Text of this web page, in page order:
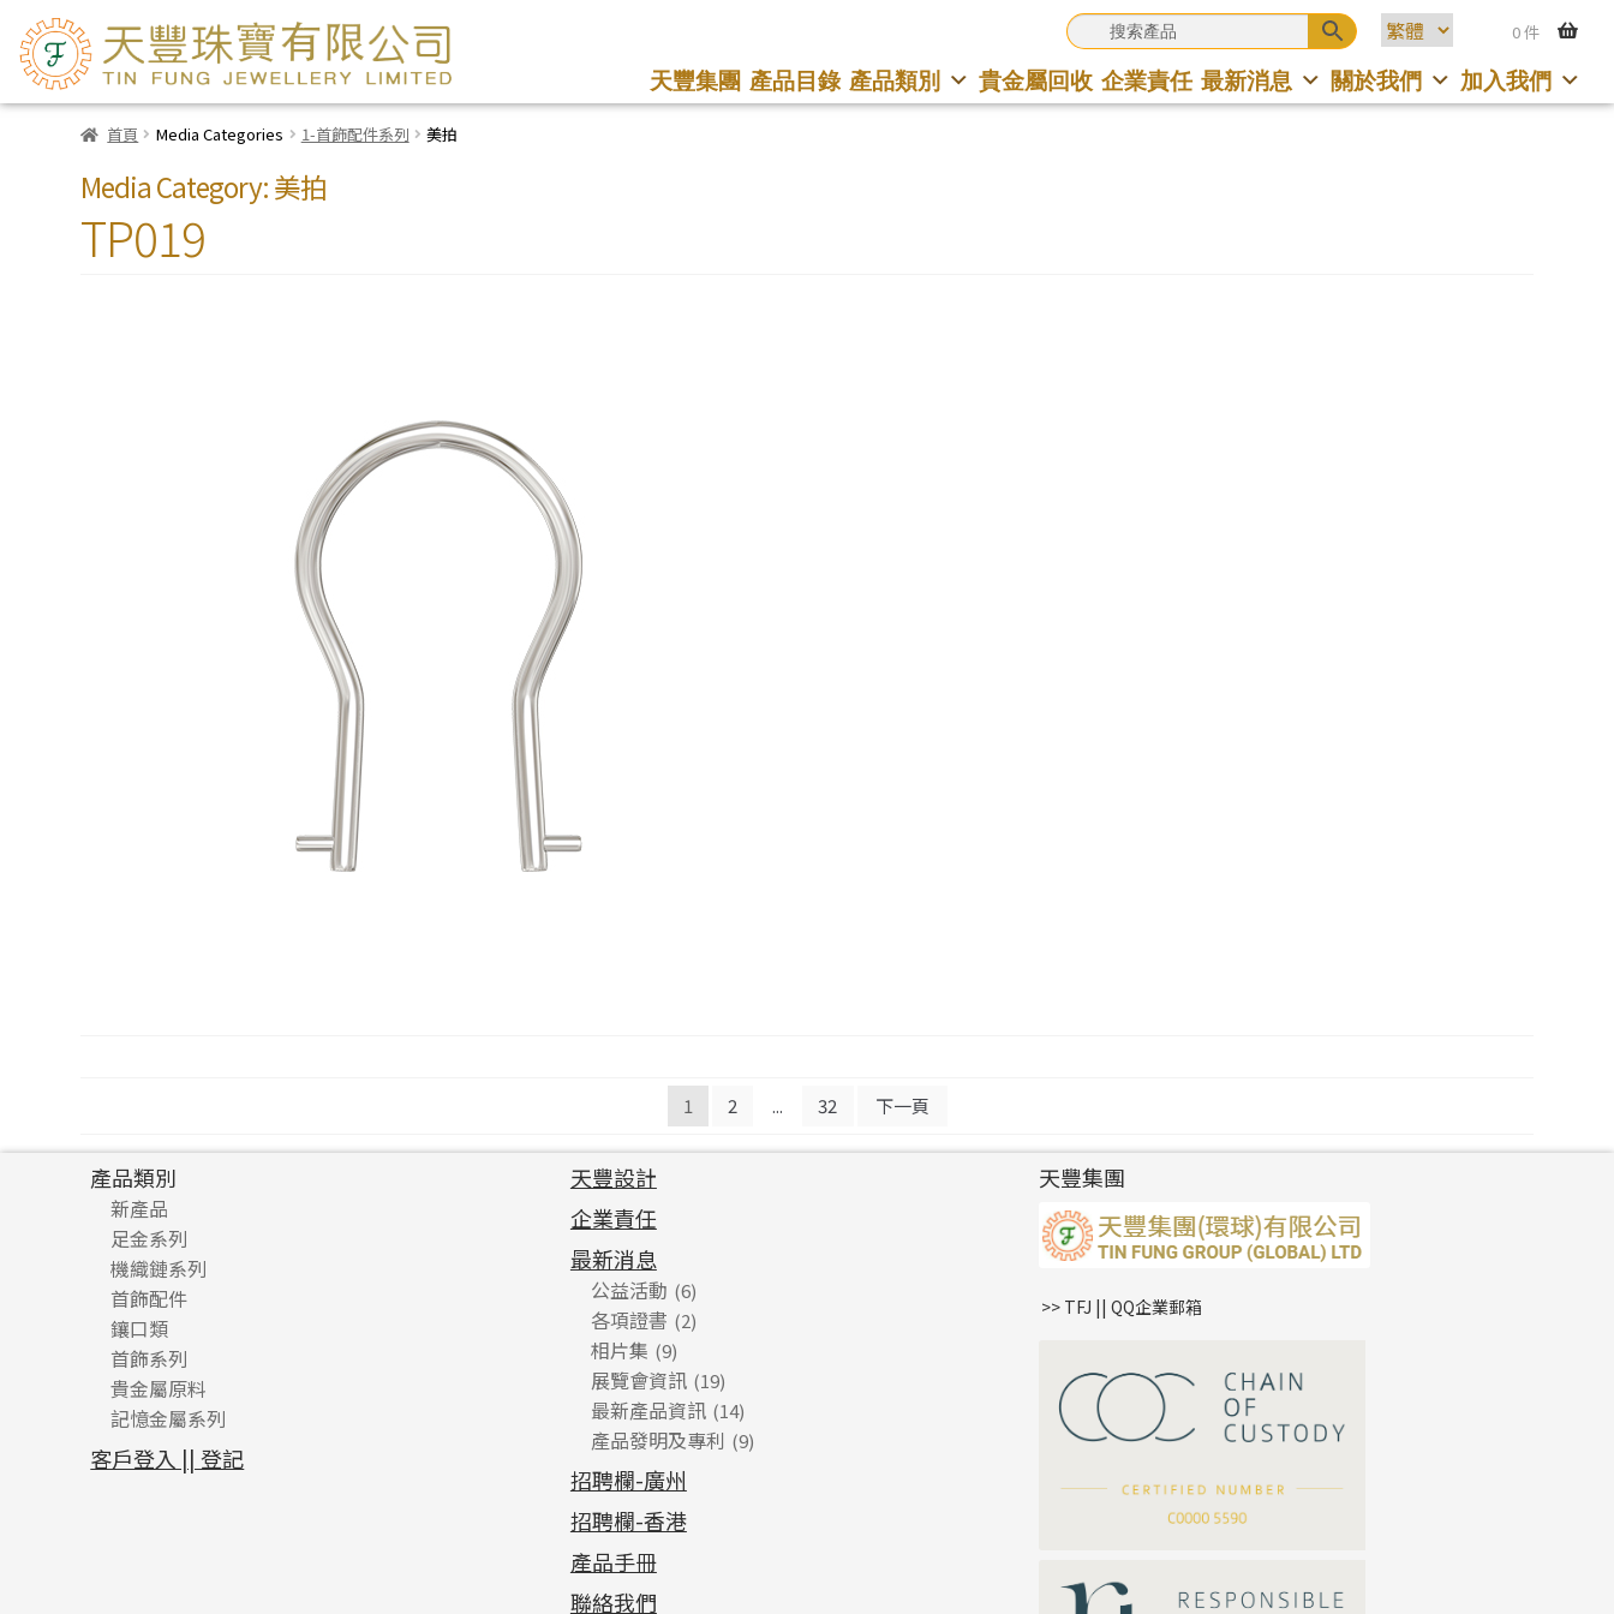
0 件
天豐集團 產品目錄 產品類別 貴金屬回收 企業責任 最新消息 關於我們 加入我們
首頁 Media Categories 1-首飾配件系列 美拍
Media Category:美拍
TP019
章
導
覽
1 2 ... 32 下一頁
*你的名字
公司名稱
產品類別
新產品
足金系列
足金配件
機織鏈系列
珠仔鏈
镶口链
管狀網鏈
十字車花鏈系列
十字閃O鏈系列
十字錘打鏈系列
側身車花鏈系列
首飾配件
耳環類配件
卷迫系列
螺絲迫系列
梅花迫系列
平臺迫系列
綫拍系列
鏈類配件
動感車花吊墜
調節珠系列
生圈扣系列
龍蝦扣系列
其他類配件
珠盤系列
袖口鈕系列
焊片及鐳射綫
珠類配件
無孔光身珠
空心光身珠
鑲口類
四爪頭系列
六爪頭系列
車花片
動感車花片
鑲口戒指
首飾系列
手镯系列
戒指系列
空心耳環
空心车花管首饰链
貴金屬原料
千足金
記憶金屬系列
記憶戒指
拉簧珠珠手鏈
客戶登入 || 登記
天豐設計
企業責任
最新消息
公益活動 (6)
各項證書 (2)
相片集 (9)
展覽會資訊 (19)
最新產品資訊 (14)
產品發明及專利 (9)
招聘欄-廣州
招聘欄-香港
產品手冊
聯絡我們
天豐集團
>> TFJ || QQ企業郵箱